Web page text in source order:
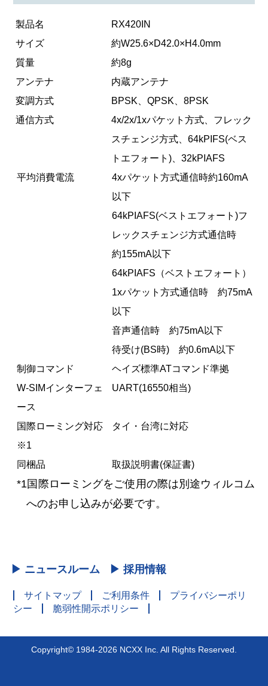
製品名
RX420IN
サイズ
約W25.6×D42.0×H4.0mm
質量
約8g
アンテナ
内蔵アンテナ
変調方式
BPSK、QPSK、8PSK
通信方式
4x/2x/1xパケット方式、フレック
スチェンジ方式、64kPIFS(ベス
トエフォート)、32kPIAFS
平均消費電流
4xパケット方式通信時約160mA
以下
64kPIAFS(ベストエフォート)フ
レックスチェンジ方式通信時
約155mA以下
64kPIAFS（ベストエフォート）
1xパケット方式通信時 約75mA
以下
音声通信時 約75mA以下
待受け(BS時) 約0.6mA以下
制御コマンド
ヘイズ標準ATコマンド準拠
W-SIMインターフェ
ース
UART(16550相当)
国際ローミング対応
※1
タイ・台湾に対応
同梱品 取扱説明書(保証書)
*1国際ローミングをご使用の際は別途ウィルコム
へのお申し込みが必要です。
▶ ニュースルーム ▶ 採用情報
サイトマップ ご利用条件
プライバシーポリ
シー
脆弱性開示ポリシー
Copyright© 1984-2026 NCXX Inc. All Rights Reserved.